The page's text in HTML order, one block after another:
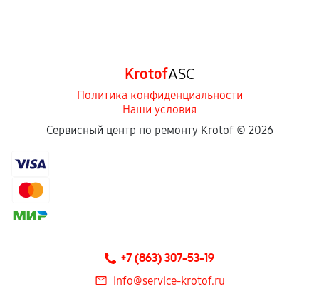
KrotofASC
Политика конфиденциальности
Наши условия
Сервисный центр по ремонту Krotof © 2026
+7 (863) 307-53-19
info@service-krotof.ru